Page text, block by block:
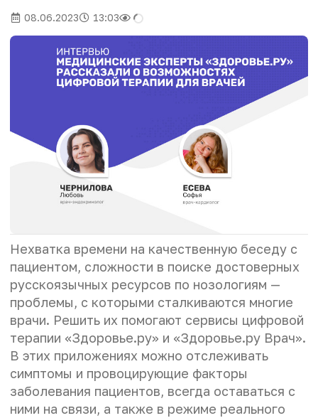
08.06.2023 13:03
Нехватка времени на качественную беседу с
пациентом, сложности в поиске достоверных
русскоязычных ресурсов по нозологиям —
проблемы, с которыми сталкиваются многие
врачи. Решить их помогают сервисы цифровой
терапии «Здоровье.ру» и «Здоровье.ру Врач».
В этих приложениях можно отслеживать
симптомы и провоцирующие факторы
заболевания пациентов, всегда оставаться с
ними на связи, а также в режиме реального